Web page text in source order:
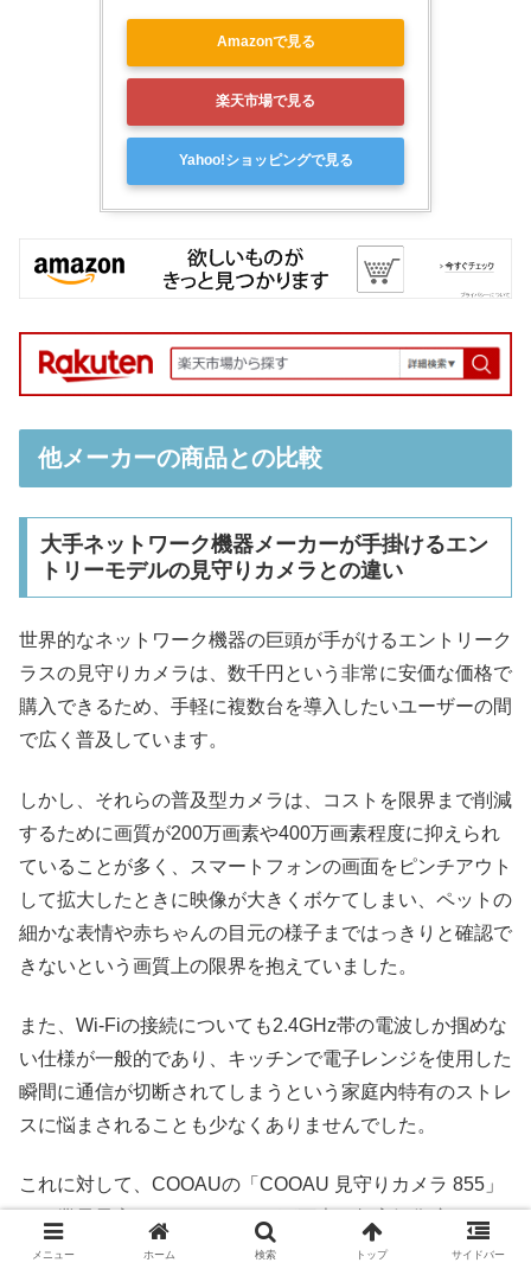
Amazonで見る
楽天市場で見る
Yahoo!ショッピングで見る
他メーカーの商品との比較
大手ネットワーク機器メーカーが手掛けるエン
トリーモデルの見守りカメラとの違い
世界的なネットワーク機器の巨頭が手がけるエントリーク
ラスの見守りカメラは、数千円という非常に安価な価格で
購入できるため、手軽に複数台を導入したいユーザーの間
で広く普及しています。
しかし、それらの普及型カメラは、コストを限界まで削減
するために画質が200万画素や400万画素程度に抑えられ
ていることが多く、スマートフォンの画面をピンチアウト
して拡大したときに映像が大きくボケてしまい、ペットの
細かな表情や赤ちゃんの目元の様子まではっきりと確認で
きないという画質上の限界を抱えていました。
また、Wi-Fiの接続についても2.4GHz帯の電波しか掴めな
い仕様が一般的であり、キッチンで電子レンジを使用した
瞬間に通信が切断されてしまうという家庭内特有のストレ
スに悩まされることも少なくありませんでした。
これに対して、COOAUの「COOAU 見守りカメラ 855」
は、業界最高クラスである800万画素の超高解像度センサ
ーを惜しげもなく投入しており、8倍のデジタルズームを
メニュー ホーム 検索 トップ サイドバー